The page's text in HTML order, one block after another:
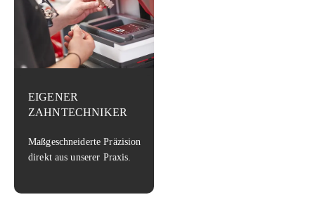
EIGENER
ZAHNTECHNIKER
Maßgeschneiderte Präzision
direkt aus unserer Praxis.